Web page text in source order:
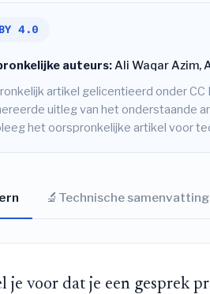
4.0
auteurs:Ali Waqar Azim,
artikel gelicentieerd onder CC
uitleg van het onderstaande
het oorspronkelijke artikel voor
🔬 Technische samenvatting
je voor dat je een gesprek